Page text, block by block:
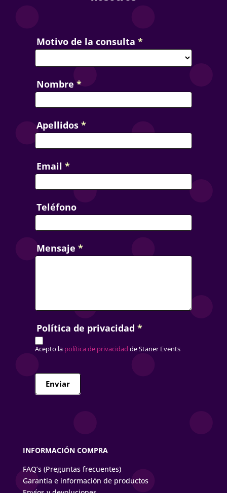
Contact
Us
Motivo de la consulta *
Nombre *
Apellidos *
Email *
Teléfono
Mensaje *
Política de privacidad *
Acepto lapolítica de privacidad de Staner Events
Enviar
INFORMACIÓN COMPRA
FAQ’s (Preguntas frecuentes)
Garantía e información de productos